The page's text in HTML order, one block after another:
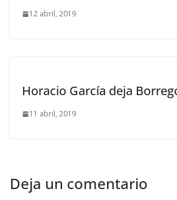
12 abril, 2019
Horacio García deja
11 abril, 2019
Deja un comentario